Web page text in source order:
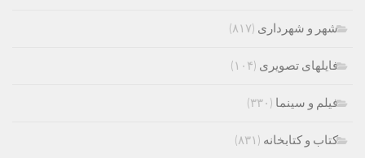
شهر و شهرداری (۸۱۷)
فایلهای تصویری (۱۰۴)
فیلم و سینما (۳۳۰)
کتاب و کتابخانه (۸۳۱)